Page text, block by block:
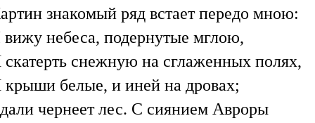
знакомый ряд встает передо мною:
небеса, подернутые мглою,
снежную на сглаженных полях,
белые, и иней на дровах;
чернеет лес. С сиянием Авроры